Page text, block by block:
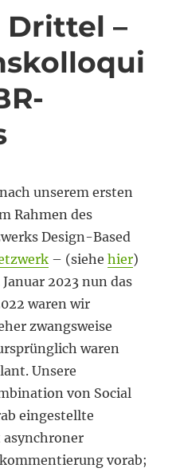
pill
–
unserem ersten
Rahmen des
Design-Based
– (siehehier)
2023 nun das
waren wir
zwangsweise
waren
Unsere
von Social
eingestellte
vorab;